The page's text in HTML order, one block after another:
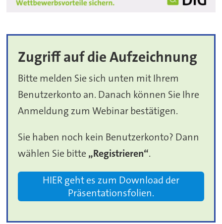
Zugriff auf die Aufzeichnung
Bitte melden Sie sich unten mit Ihrem
Benutzerkonto an. Danach können Sie Ihre
Anmeldung zum Webinar bestätigen.
Sie haben noch kein Benutzerkonto? Dann
wählen Sie bitte „Registrieren“.
HIER geht es zum Download der
Präsentationsfolien.